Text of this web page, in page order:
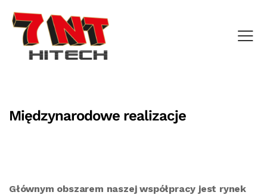
Międzynarodowe realizacje
Głównym obszarem naszej współpracy jest rynek